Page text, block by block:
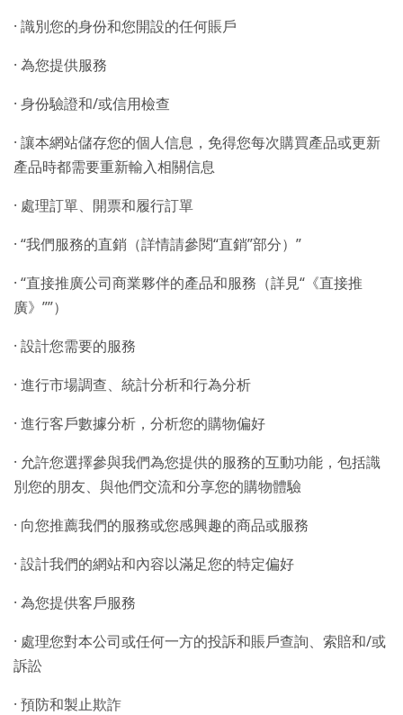
· 識別您的身份和您開設的任何賬戶
· 為您提供服務
· 身份驗證和/或信用檢查
· 讓本網站儲存您的個人信息，免得您每次購買產品或更新
產品時都需要重新輸入相關信息
· 處理訂單、開票和履行訂單
· “我們服務的直銷（詳情請參閱“直銷”部分）”
· “直接推廣公司商業夥伴的產品和服務（詳見“《直接推
廣》””）
· 設計您需要的服務
· 進行市場調查、統計分析和行為分析
· 進行客戶數據分析，分析您的購物偏好
· 允許您選擇參與我們為您提供的服務的互動功能，包括識
別您的朋友、與他們交流和分享您的購物體驗
· 向您推薦我們的服務或您感興趣的商品或服務
· 設計我們的網站和內容以滿足您的特定偏好
· 為您提供客戶服務
· 處理您對本公司或任何一方的投訴和賬戶查詢、索賠和/或
訴訟
· 預防和製止欺詐